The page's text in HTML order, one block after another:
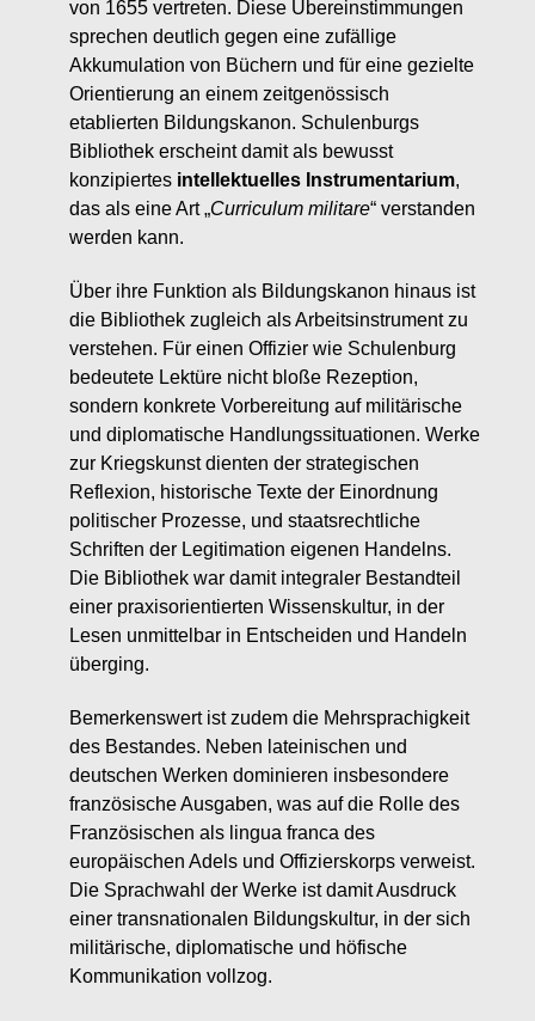
von 1655 vertreten. Diese Übereinstimmungen
sprechen deutlich gegen eine zufällige
Akkumulation von Büchern und für eine gezielte
Orientierung an einem zeitgenössisch
etablierten Bildungskanon. Schulenburgs
Bibliothek erscheint damit als bewusst
konzipiertes intellektuelles Instrumentarium,
das als eine Art „Curriculum militare“ verstanden
werden kann.
Über ihre Funktion als Bildungskanon hinaus ist
die Bibliothek zugleich als Arbeitsinstrument zu
verstehen. Für einen Offizier wie Schulenburg
bedeutete Lektüre nicht bloße Rezeption,
sondern konkrete Vorbereitung auf militärische
und diplomatische Handlungssituationen. Werke
zur Kriegskunst dienten der strategischen
Reflexion, historische Texte der Einordnung
politischer Prozesse, und staatsrechtliche
Schriften der Legitimation eigenen Handelns.
Die Bibliothek war damit integraler Bestandteil
einer praxisorientierten Wissenskultur, in der
Lesen unmittelbar in Entscheiden und Handeln
überging.
Bemerkenswert ist zudem die Mehrsprachigkeit
des Bestandes. Neben lateinischen und
deutschen Werken dominieren insbesondere
französische Ausgaben, was auf die Rolle des
Französischen als lingua franca des
europäischen Adels und Offizierskorps verweist.
Die Sprachwahl der Werke ist damit Ausdruck
einer transnationalen Bildungskultur, in der sich
militärische, diplomatische und höfische
Kommunikation vollzog.